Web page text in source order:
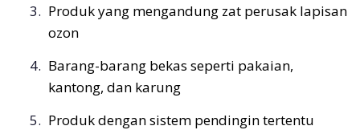
Produk yang mengandung zat perusak lapisan
ozon
Barang-barang bekas seperti pakaian,
kantong, dan karung
Produk dengan sistem pendingin tertentu